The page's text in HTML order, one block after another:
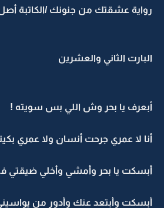
رواية عشقتك من جنونك /الكاتبة أصل
البارت الثاني والعشرين
أبعرف يا بحر وش اللي بس سويته !
أنا لا عمري جرحت أنسان ولا عمري
أبسكت يا بحر وأمشي وأخلي ضيقتي
أبسكت وأبتعد عنك وأدور من